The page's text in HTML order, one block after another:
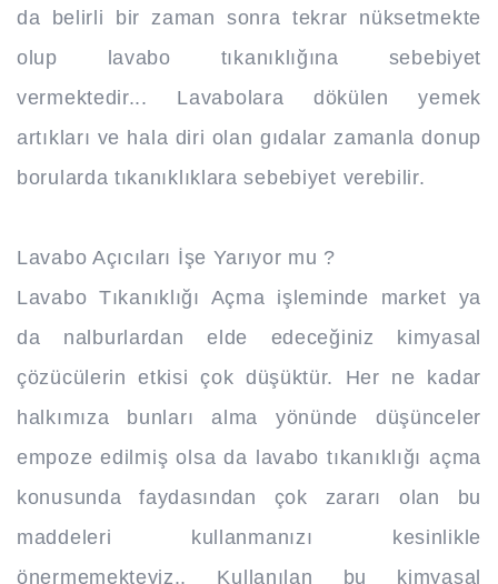
da belirli bir zaman sonra tekrar nüksetmekte
olup lavabo tıkanıklığına sebebiyet
vermektedir... Lavabolara dökülen yemek
artıkları ve hala diri olan gıdalar zamanla donup
borularda tıkanıklıklara sebebiyet verebilir.
Lavabo Açıcıları İşe Yarıyor mu ?
Lavabo Tıkanıklığı Açma işleminde market ya
da nalburlardan elde edeceğiniz kimyasal
çözücülerin etkisi çok düşüktür. Her ne kadar
halkımıza bunları alma yönünde düşünceler
empoze edilmiş olsa da lavabo tıkanıklığı açma
konusunda faydasından çok zararı olan bu
maddeleri kullanmanızı kesinlikle
önermemekteyiz.. Kullanılan bu kimyasal